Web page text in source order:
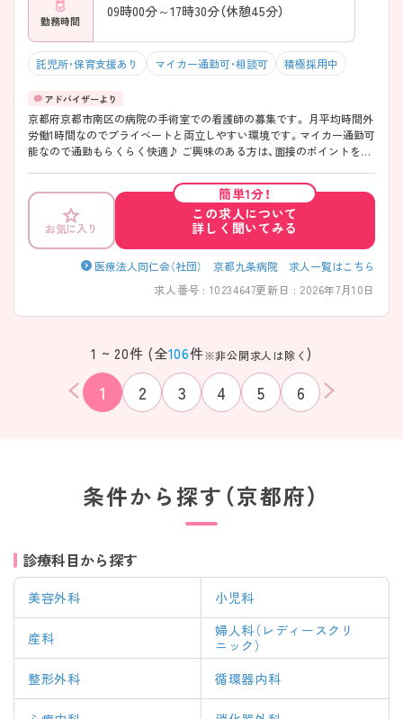
該当件数
件
条件を
勤務時間
09時00分～17時30分（休憩45分）
託児所・保育支援あり マイカー通勤可・相談可 積極採用中
京都府京都市南区の病院の手術室での看護師の募集です。 月平均時間外
労働1時間なのでプライベートと両立しやすい環境です。マイカー通勤可
能なので通勤もらくらく快適♪ ご興味のある方は、面接のポイントをお
お気に入り
簡単1分！
この求人について
詳しく聞いてみる
医療法人同仁会（社団） 京都九条病院 求人一覧はこちら
求人番号 : 10234647更新日 : 2026年7月10日
1 ~ 20件 (全106件※非公開求人は除く )
1 2 3 4 5 6
条件から探す（京都府）
診療科目から探す
美容外科 小児科
産科
婦人科（レディースクリ
ニック）
整形外科
循環器内科